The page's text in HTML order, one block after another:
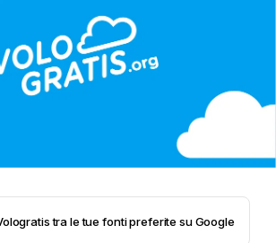
tra le tue fonti preferite su Google